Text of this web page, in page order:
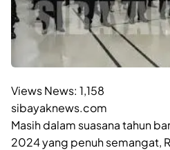
Views News: 1,158
sibayaknews.com
Masih dalam suasana tahun
2024 yang penuh semangat,